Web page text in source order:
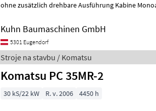
ohne zusätzlich drehbare Ausführung Kabine
Kuhn Baumaschinen GmbH
5301 Eugendorf
Stroje na stavbu / Komatsu
Komatsu PC 35MR-2
30 kS/22 kW R. v. 2006 4450 h